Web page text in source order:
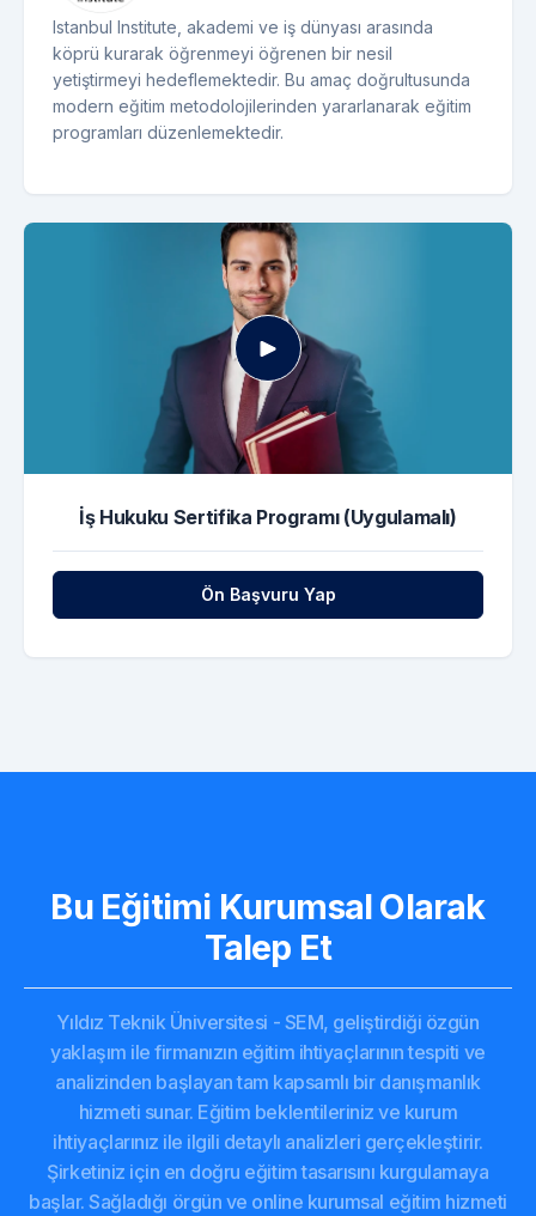
Istanbul Institute, akademi ve iş dünyası arasında
köprü kurarak öğrenmeyi öğrenen bir nesil
yetiştirmeyi hedeflemektedir. Bu amaç doğrultusunda
modern eğitim metodolojilerinden yararlanarak eğitim
programları düzenlemektedir.
İş Hukuku Sertifika Programı (Uygulamalı)
Ön Başvuru Yap
Bu Eğitimi Kurumsal Olarak
Talep Et
Yıldız Teknik Üniversitesi - SEM, geliştirdiği özgün
yaklaşım ile firmanızın eğitim ihtiyaçlarının tespiti ve
analizinden başlayan tam kapsamlı bir danışmanlık
hizmeti sunar. Eğitim beklentileriniz ve kurum
ihtiyaçlarınız ile ilgili detaylı analizleri gerçekleştirir.
Şirketiniz için en doğru eğitim tasarısını kurgulamaya
başlar. Sağladığı örgün ve online kurumsal eğitim hizmeti